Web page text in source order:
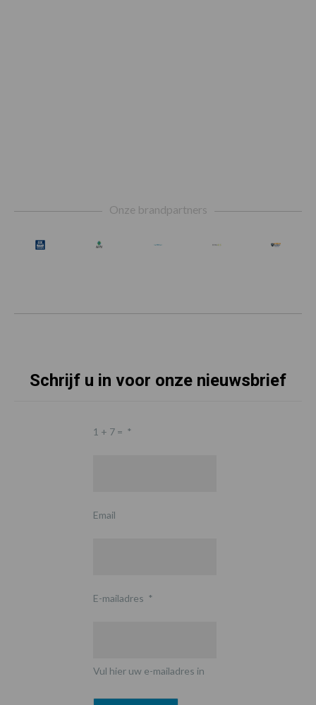
Onze brandpartners
Schrijf u in voor onze nieuwsbrief
1 + 7 = *
Email
E-mailadres *
Vul hier uw e-mailadres in